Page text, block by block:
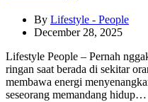
By Lifestyle - People
December 28, 2025
Lifestyle People – Pernah
ringan saat berada di sekitar
membawa energi
seseorang memandang hidup…